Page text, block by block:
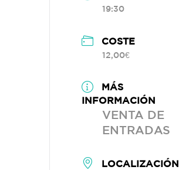
19:30
COSTE
12,00€
MÁS
INFORMACIÓN
VENTA DE
ENTRADAS
LOCALIZACIÓN